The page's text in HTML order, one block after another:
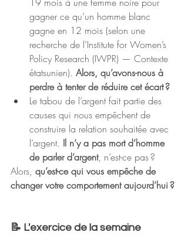
gagner ce qu’un homme blanc
gagne en 12 mois (selon une
recherche de l’Institute for Women’s
Policy Research (IWPR) — Contexte
étatsunien). Alors, qu’avons-nous à
perdre à tenter de réduire cet écart ?
Le tabou de l’argent fait partie des
causes qui nous empêchent de
construire la relation souhaitée avec
l’argent. Il n’y a pas mort d’homme
de parler d’argent, n’est-ce pas ?
Alors, qu’est-ce qui vous empêche de
changer votre comportement aujourd’hui ?
📝 L'exercice de la semaine